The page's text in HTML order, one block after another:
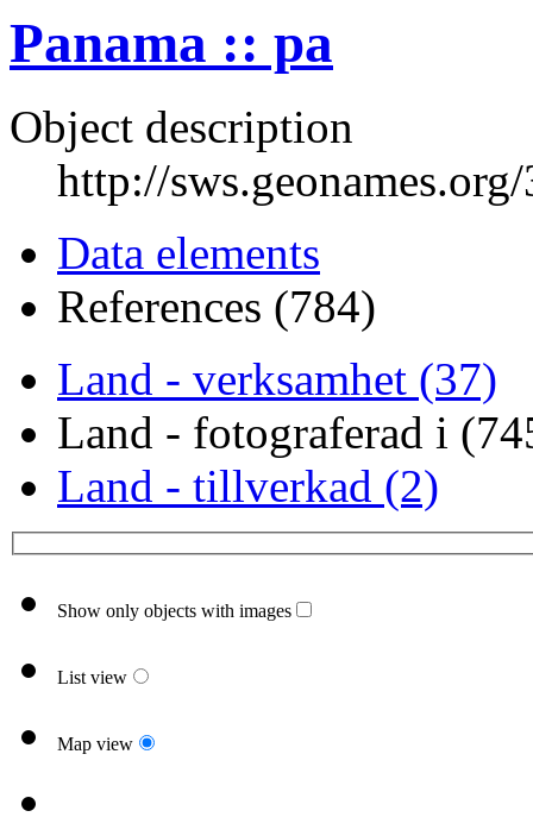
Panama :: pa
Object description
http://
Data elements
References (784)
Land - verksamhet (37)
Land - fotograferad i
Land - tillverkad (2)
Show only objects with images
List view
Map view